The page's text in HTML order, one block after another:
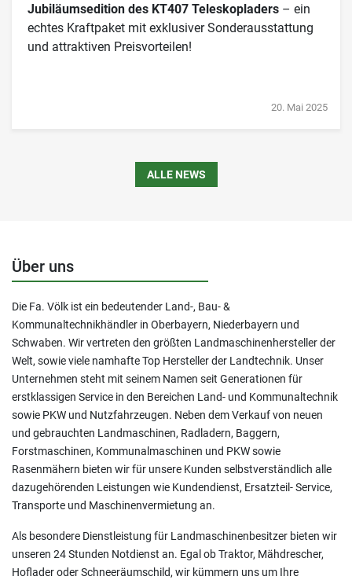
Jubiläumsedition des KT407 Teleskopladers – ein
echtes Kraftpaket mit exklusiver Sonderausstattung
und attraktiven Preisvorteilen!
20. Mai 2025
ALLE NEWS
Über uns
Die Fa. Völk ist ein bedeutender Land-, Bau- &
Kommunaltechnikhändler in Oberbayern, Niederbayern und
Schwaben. Wir vertreten den größten Landmaschinenhersteller der
Welt, sowie viele namhafte Top Hersteller der Landtechnik. Unser
Unternehmen steht mit seinem Namen seit Generationen für
erstklassigen Service in den Bereichen Land- und Kommunaltechnik
sowie PKW und Nutzfahrzeugen. Neben dem Verkauf von neuen
und gebrauchten Landmaschinen, Radladern, Baggern,
Forstmaschinen, Kommunalmaschinen und PKW sowie
Rasenmähern bieten wir für unsere Kunden selbstverständlich alle
dazugehörenden Leistungen wie Kundendienst, Ersatzteil- Service,
Transporte und Maschinenvermietung an.
Als besondere Dienstleistung für Landmaschinenbesitzer bieten wir
unseren 24 Stunden Notdienst an. Egal ob Traktor, Mähdrescher,
Hoflader oder Schneeräumschild, wir kümmern uns um Ihre